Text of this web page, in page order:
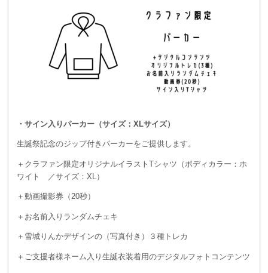
・サイン入りパーカー（サイズ：XLサイズ）
生誕祭記念のジップ付きパーカーをご提供します。
＋クラファン限定オリジナルイラストTシャツ（ボディカラー：ホ
ワイト ／サイズ：XL）
＋動画撮影券（20秒）
＋お名前入りランダムチェキ
＋雪城りんかデザインの（写真付き）３種トレカ
＋ご支援者様ネーム入り生誕衣装着用のデジタルフォトコンテンツ